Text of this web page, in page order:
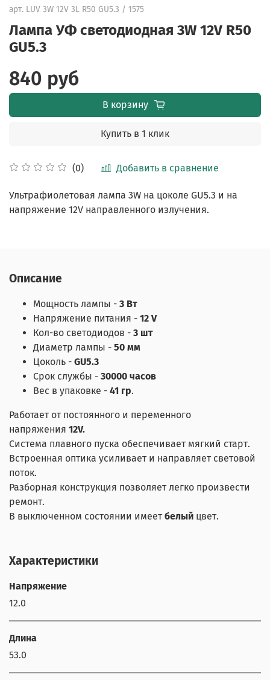
арт. LUV 3W 12V 3L R50 GU5.3 / 1575
Лампа УФ светодиодная 3W 12V R50
GU5.3
(0) Добавить в сравнение
840 руб
В корзину
Купить в 1 клик
Ультрафиолетовая лампа 3W на цоколе GU5.3 и на
напряжение 12V направленного излучения.
Описание
Мощность лампы - 3 Вт
Напряжение питания - 12 V
Кол-во светодиодов - 3 шт
Диаметр лампы - 50 мм
Цоколь - GU5.3
Срок службы - 30000 часов
Вес в упаковке - 41 гр.
Работает от постоянного и переменного
напряжения 12V.
Система плавного пуска обеспечивает мягкий старт.
Встроенная оптика усиливает и направляет световой
поток.
Разборная конструкция позволяет легко произвести
ремонт.
В выключенном состоянии имеетбелый цвет.
Характеристики
Напряжение
12.0
Длина
53.0